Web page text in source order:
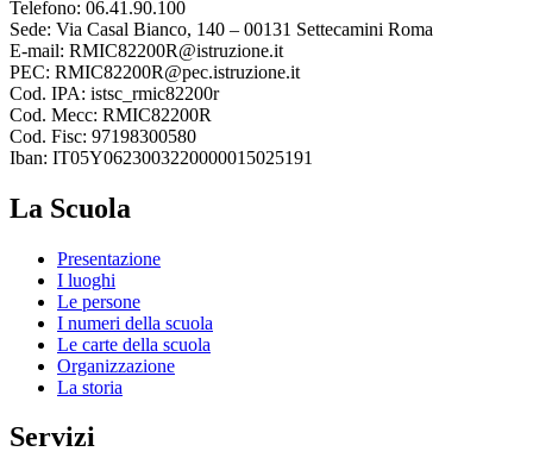
Telefono: 06.41.90.100
Sede: Via Casal Bianco, 140 – 00131 Settecamini Roma
E-mail: RMIC82200R@istruzione.it
PEC: RMIC82200R@pec.istruzione.it
Cod. IPA: istsc_rmic82200r
Cod. Mecc: RMIC82200R
Cod. Fisc: 97198300580
Iban: IT05Y0623003220000015025191
La Scuola
Presentazione
I luoghi
Le persone
I numeri della scuola
Le carte della scuola
Organizzazione
La storia
Servizi